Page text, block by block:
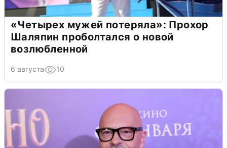
«Четырех мужей потеряла»: Прохор
Шаляпин проболтался о новой
возлюбленной
6 августа 10